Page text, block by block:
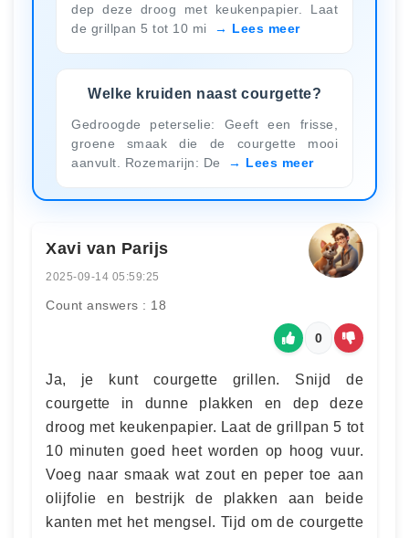
dep deze droog met keukenpapier. Laat
de grillpan 5 tot 10 mi
Lees meer
Welke kruiden naast courgette?
Gedroogde peterselie: Geeft een frisse,
groene smaak die de courgette mooi
aanvult. Rozemarijn: De
Lees meer
Xavi van Parijs
2025-09-14 05:59:25
Count answers : 18
0
Ja, je kunt courgette grillen. Snijd de
courgette in dunne plakken en dep deze
droog met keukenpapier. Laat de grillpan 5 tot
10 minuten goed heet worden op hoog vuur.
Voeg naar smaak wat zout en peper toe aan
olijfolie en bestrijk de plakken aan beide
kanten met het mengsel. Tijd om de courgette